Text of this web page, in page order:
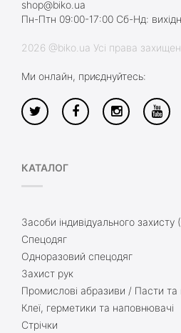
shop@biko.ua
Пн-Птн 09:00-17:00 Сб-Нд:
2026 @biko.ua Усі права
Ми онлайн, приєднуйтесь:
КАТАЛОГ
Засоби індивідуального захисту
Спецодяг
Одноразовий спецодяг
Захист рук
Промислові абразиви / Пасти та
Клеї, герметики та наповнювачі
Стрічки